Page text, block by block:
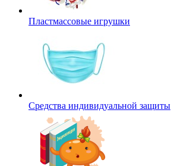
Пластмассовые игрушки
Средства индивидуальной защиты